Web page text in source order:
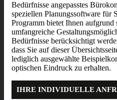
Bedürfnisse angepasstes
speziellen Planungssoftware für
Programm bietet Ihnen aufgrund
umfangreiche
Bedürfnisse berücksichtigt
dass Sie auf dieser
lediglich ausgewählte
optischen Eindruck zu erhalten.
IHRE INDIVIDUELLE